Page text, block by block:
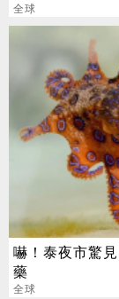
光
全球
嚇！泰夜市驚
藥
全球